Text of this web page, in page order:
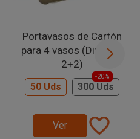
Portavasos de Cartón
para 4 vasos (Divisible
2+2)
50 Uds 300 Uds
-20%
Ver favorite_border